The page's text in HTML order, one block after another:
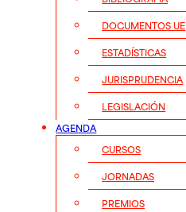
DOCUMENTOS UE
ESTADÍSTICAS
JURISPRUDENCIA
LEGISLACIÓN
AGENDA
CURSOS
JORNADAS
PREMIOS